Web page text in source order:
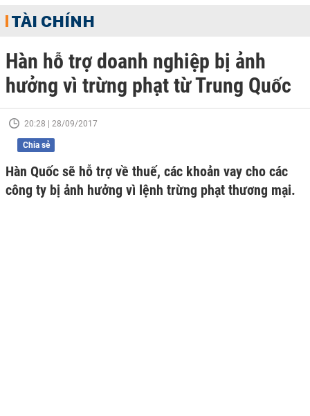
TÀI CHÍNH
Hàn hỗ trợ doanh nghiệp bị ảnh
hưởng vì trừng phạt từ Trung Quốc
20:28 | 28/09/2017
Chia sẻ
Hàn Quốc sẽ hỗ trợ về thuế, các khoản vay cho các
công ty bị ảnh hưởng vì lệnh trừng phạt thương mại.